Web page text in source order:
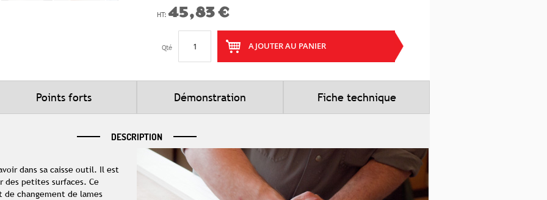
45,83 €
Qté AJOUTER AU PANIER
Points forts Démonstration Fiche technique
DESCRIPTION
dans sa caisse outil. Il est
des petites surfaces. Ce
de changement de lames